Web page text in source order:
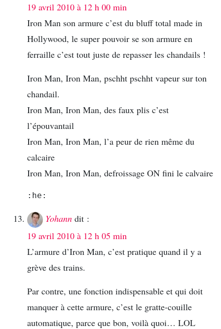
19 avril 2010 à 12 h 00 min
Iron Man son armure c’est du bluff total made in
Hollywood, le super pouvoir se son armure en
ferraille c’est tout juste de repasser les chandails !
Iron Man, Iron Man, pschht pschht vapeur sur ton
chandail.
Iron Man, Iron Man, des faux plis c’est
l’épouvantail
Iron Man, Iron Man, l’a peur de rien même du
calcaire
Iron Man, Iron Man, defroissage ON fini le calvaire
:he:
Yohann dit :
19 avril 2010 à 12 h 05 min
L’armure d’Iron Man, c’est pratique quand il y a
grève des trains.
Par contre, une fonction indispensable et qui doit
manquer à cette armure, c’est le gratte-couille
automatique, parce que bon, voilà quoi… LOL